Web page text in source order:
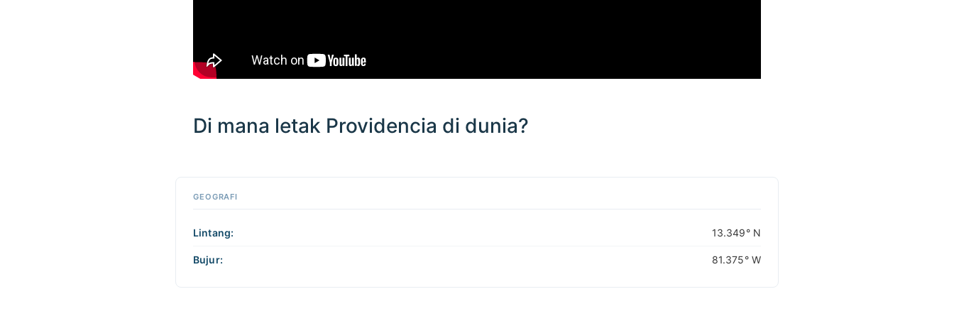
Di mana letak Providencia di dunia?
200 km / 124.3 mi
GEOGRAFI
Lintang: 13.349° N
Bujur: 81.375° W